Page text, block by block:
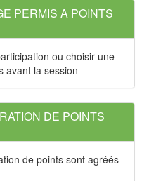
PERMIS A POINTS
ou choisir une
avant la session
DE POINTS
de points sont agréés